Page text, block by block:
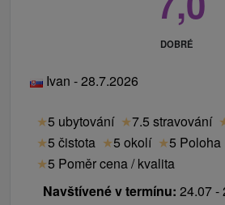
DOBRÉ
Ivan - 28.7.2026
★5 ubytování ★7.5 stravování
★5 čistota ★5 okolí ★5 Poloha
★5 Poměr cena / kvalita
Navštívené v termínu: 24.07 -